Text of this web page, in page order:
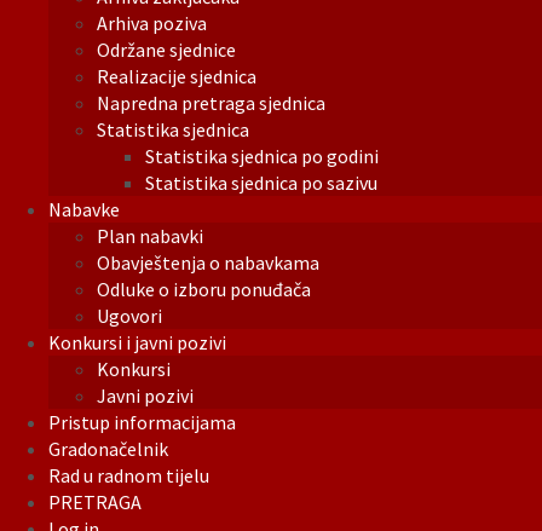
Arhiva poziva
Održane sjednice
Realizacije sjednica
Napredna pretraga sjednica
Statistika sjednica
Statistika sjednica po godini
Statistika sjednica po sazivu
Nabavke
Plan nabavki
Obavještenja o nabavkama
Odluke o izboru ponuđača
Ugovori
Konkursi i javni pozivi
Konkursi
Javni pozivi
Pristup informacijama
Gradonačelnik
Rad u radnom tijelu
PRETRAGA